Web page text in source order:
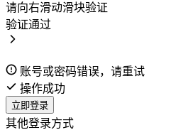
请向右滑动滑块验证
验证通过
账号或密码错误，请重试
操作成功
立即登录
其他登录方式